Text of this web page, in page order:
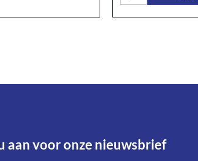
aan voor onze nieuwsbrief​